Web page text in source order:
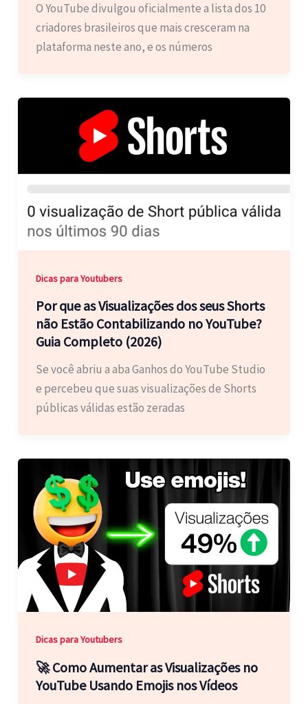
O YouTube divulgou oficialmente a lista dos 10
criadores brasileiros que mais cresceram na
plataforma neste ano, e os números
Dicas para Youtubers
Por que as Visualizações dos seus Shorts
não Estão Contabilizando no YouTube?
Guia Completo (2026)
Se você abriu a aba Ganhos do YouTube Studio
e percebeu que suas visualizações de Shorts
públicas válidas estão zeradas
Dicas para Youtubers
🚀 Como Aumentar as Visualizações no
YouTube Usando Emojis nos Vídeos